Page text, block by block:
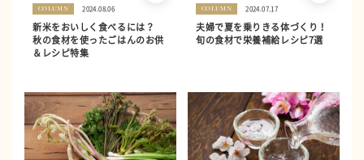
COLUMN 2024.08.06
新米をおいしく食べるには？
秋の食材を使ったごはんのお供
＆レシピ特集
COLUMN 2024.07.17
夫婦で夏を乗りきる体づくり！
旬の食材で栄養補給レシピ7選